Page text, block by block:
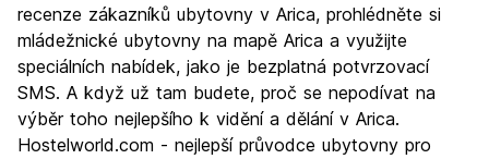
Noční život
6.4
Hodnota za peníze
recenze zákazníků ubytovny v Arica, prohlédněte si
mládežnické ubytovny na mapě Arica a využijte
speciálních nabídek, jako je bezplatná potvrzovací
SMS. A když už tam budete, proč se nepodívat na
výběr toho nejlepšího k vidění a dělání v Arica.
Hostelworld.com - nejlepší průvodce ubytovny pro